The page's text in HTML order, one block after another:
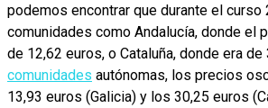
podemos encontrar que durante el curso
comunidades como Andalucía, donde el
de 12,62 euros, o Cataluña, donde era de
comunidades autónomas, los precios
13,93 euros (Galicia) y los 30,25 euros